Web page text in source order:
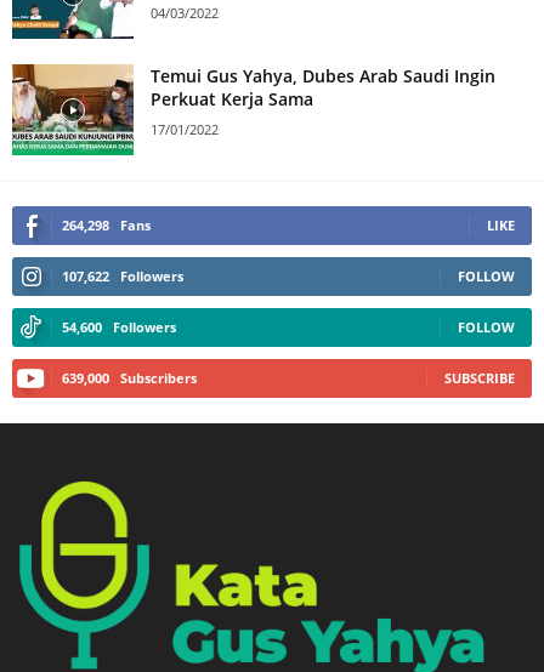
04/03/2022
Temui Gus Yahya, Dubes Arab Saudi Ingin
Perkuat Kerja Sama
17/01/2022
264,298 Fans LIKE
107,622 Followers FOLLOW
54,600 Followers FOLLOW
639,000 Subscribers SUBSCRIBE